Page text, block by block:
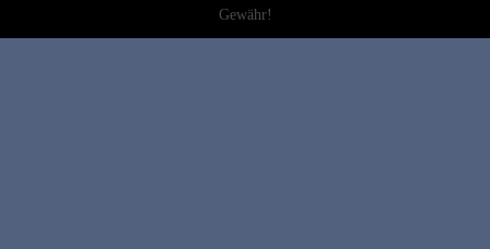
Gewähr!